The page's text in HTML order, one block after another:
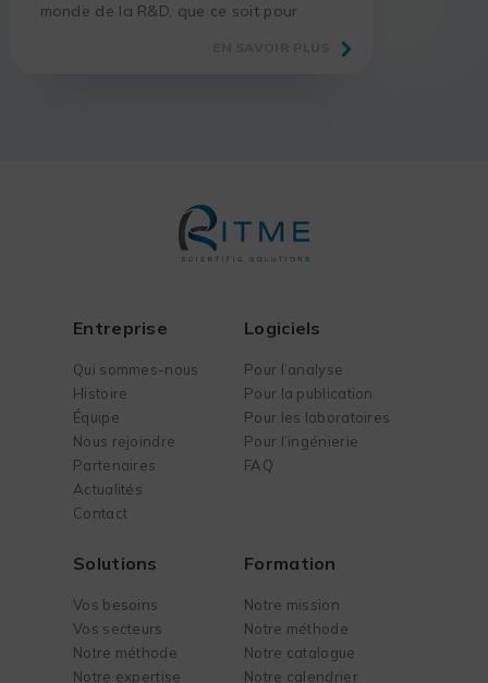
monde de la R&D, que ce soit pour
Entreprise
Qui sommes-nous
Histoire
Équipe
Nous rejoindre
Partenaires
Actualités
Contact
Logiciels
Pour l’analyse
Pour la publication
Pour les laboratoires
Pour l’ingénierie
FAQ
Solutions
Vos besoins
Vos secteurs
Notre méthode
Notre expertise
Formation
Notre mission
Notre méthode
Notre catalogue
Notre calendrier